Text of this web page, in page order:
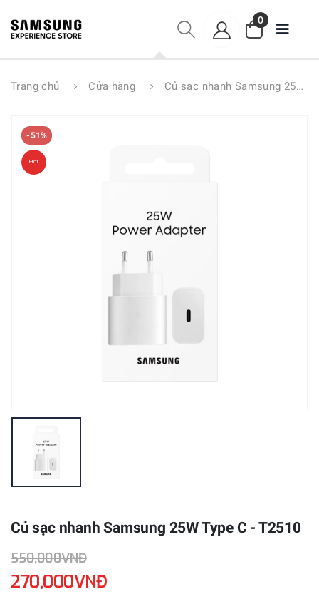
0
Trang chủ Cửa hàng Củ sạc nhanh Samsung 25W Type C - T2510
-51%
Hot
Củ sạc nhanh Samsung 25W Type C - T2510
550,000VNĐ
270,000VNĐ